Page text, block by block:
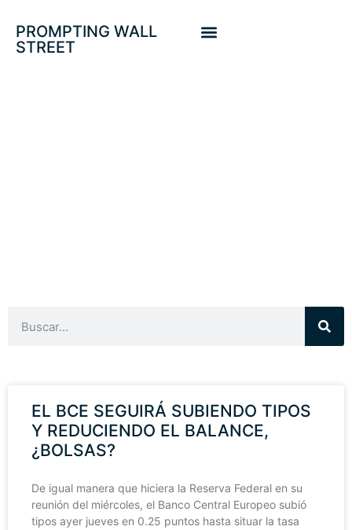
PROMPTING WALL
STREET
EL BCE SEGUIRÁ SUBIENDO TIPOS
Y REDUCIENDO EL BALANCE,
¿BOLSAS?
De igual manera que hiciera la Reserva Federal en su
reunión del miércoles, el Banco Central Europeo subió
tipos ayer jueves en 0.25 puntos hasta situar la tasa